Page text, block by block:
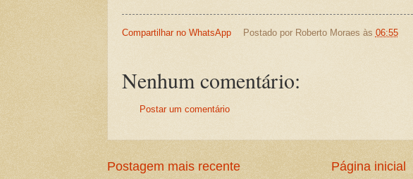
Compartilhar no WhatsApp Postado por Roberto Moraes às 06:55
Nenhum comentário:
Postar um comentário
Postagem mais recente Página inicial